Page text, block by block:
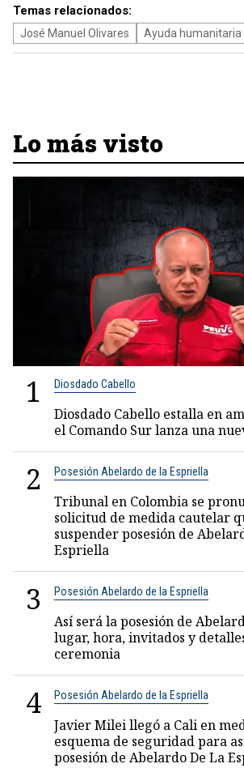
Temas relacionados:
José Manuel Olivares Ayuda humanitaria
Lo más visto
1 Diosdado Cabello
Diosdado Cabello estalla en
el Comando Sur lanza una
2 Posesión Abelardo de la Espriella
Tribunal en Colombia se
solicitud de medida cautelar
suspender posesión de
Espriella
3 Posesión Abelardo de la Espriella
Así será la posesión de
lugar, hora, invitados y
ceremonia
4 Posesión Abelardo de la Espriella
Javier Milei llegó a Cali en
esquema de seguridad para
posesión de Abelardo De La